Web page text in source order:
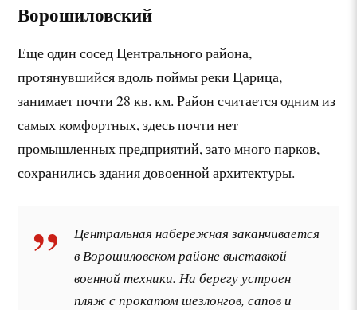
Ворошиловский
Еще один сосед Центрального района,
протянувшийся вдоль поймы реки Царица,
занимает почти 28 кв. км. Район считается одним из
самых комфортных, здесь почти нет
промышленных предприятий, зато много парков,
сохранились здания довоенной архитектуры.
Центральная набережная заканчивается
в Ворошиловском районе выставкой
военной техники. На берегу устроен
пляж с прокатом шезлонгов, сапов и